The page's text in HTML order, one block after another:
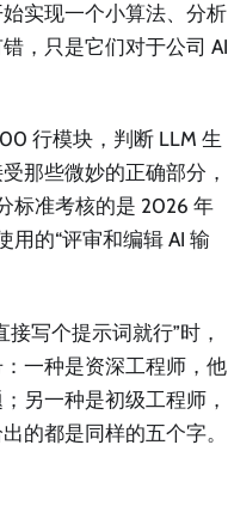
实现一个小算法、分析
，只是它们对于公司 AI
行模块，判断 LLM 生
那些微妙的正确部分，
标准考核的是 2026 年
用的“评审和编辑 AI 输
写个提示词就行”时，
一种是资深工程师，他
另一种是初级工程师，
的都是同样的五个字。